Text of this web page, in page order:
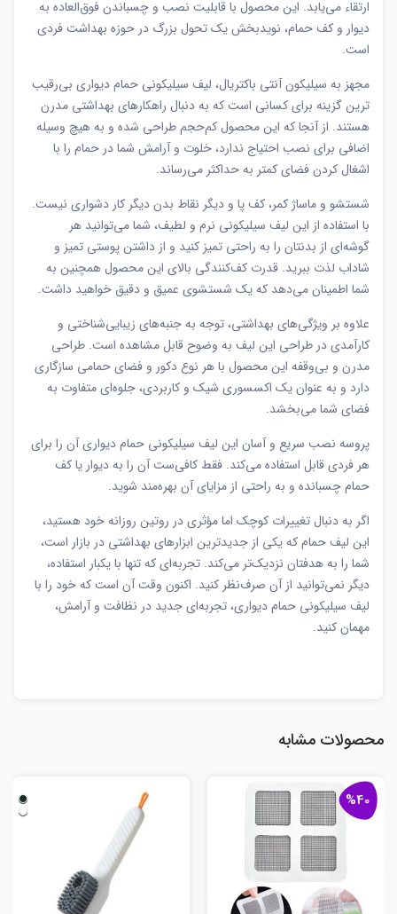
ارتقاء می‌یابد. این محصول با قابلیت نصب و چسباندن فوق‌العاده به
دیوار و کف حمام، نویدبخش یک تحول بزرگ در حوزه بهداشت فردی
است.
مجهز به سیلیکون آنتی باکتریال، لیف سیلیکونی حمام دیواری بی‌رقیب
ترین گزینه برای کسانی است که به دنبال راهکارهای بهداشتی مدرن
هستند. از آنجا که این محصول کم‌حجم طراحی شده و به هیچ وسیله
اضافی برای نصب احتیاج ندارد، خلوت و آرامش شما در حمام را با
اشغال کردن فضای کمتر به حداکثر می‌رساند.
شستشو و ماساژ کمر، کف پا و دیگر نقاط بدن دیگر کار دشواری نیست.
با استفاده از این لیف سیلیکونی نرم و لطیف، شما می‌توانید هر
گوشه‌ای از بدنتان را به راحتی تمیز کنید و از داشتن پوستی تمیز و
شاداب لذت ببرید. قدرت کف‌کنندگی بالای این محصول همچنین به
شما اطمینان می‌دهد که یک شستشوی عمیق و دقیق خواهید داشت.
علاوه بر ویژگی‌های بهداشتی، توجه به جنبه‌های زیبایی‌شناختی و
کارآمدی در طراحی این لیف به وضوح قابل مشاهده است. طراحی
مدرن و بی‌وقفه این محصول با هر نوع دکور و فضای حمامی سازگاری
دارد و به عنوان یک اکسسوری شیک و کاربردی، جلوه‌ای متفاوت به
فضای شما می‌بخشد.
پروسه نصب سریع و آسان این لیف سیلیکونی حمام دیواری آن را برای
هر فردی قابل استفاده می‌کند. فقط کافی‌ست آن را به دیوار یا کف
حمام چسبانده و به راحتی از مزایای آن بهره‌مند شوید.
اگر به دنبال تغییرات کوچک اما مؤثری در روتین روزانه خود هستید،
این لیف حمام که یکی از جدیدترین ابزارهای بهداشتی در بازار است،
شما را به هدفتان نزدیک‌تر می‌کند. تجربه‌ای که تنها با یکبار استفاده،
دیگر نمی‌توانید از آن صرف‌نظر کنید. اکنون وقت آن است که خود را با
لیف سیلیکونی حمام دیواری، تجربه‌ای جدید در نظافت و آرامش،
مهمان کنید.
محصولات مشابه
%40